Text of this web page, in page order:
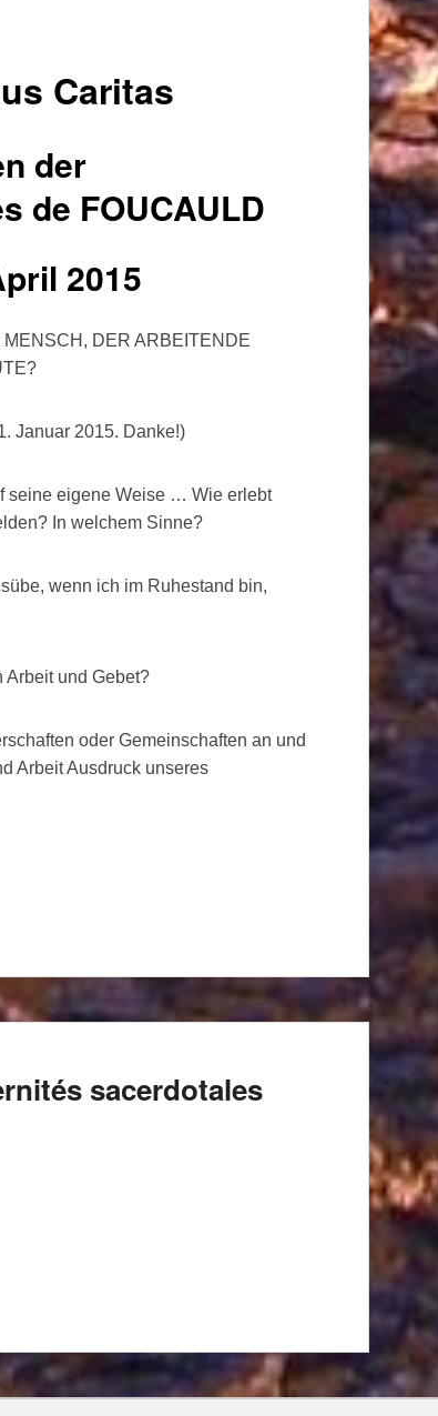
Caritas
der
de FOUCAULD
2015
DER ARBEITENDE
Januar 2015. Danke!)
seine eigene Weise … Wie erlebt
In welchem Sinne?
wenn ich im Ruhestand bin,
Arbeit und Gebet?
oder Gemeinschaften an und
Arbeit Ausdruck unseres
sacerdotales